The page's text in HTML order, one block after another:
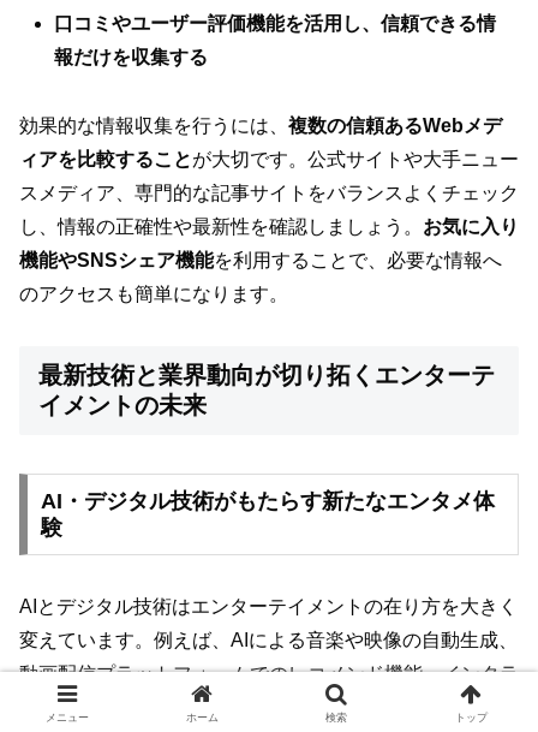
口コミやユーザー評価機能を活用し、信頼できる情
報だけを収集する
効果的な情報収集を行うには、 複数の信頼あるWebメデ
ィアを比較することが大切です。公式サイトや大手ニュー
スメディア、専門的な記事サイトをバランスよくチェック
し、情報の正確性や最新性を確認しましょう。 お気に入り
機能やSNSシェア機能を利用することで、必要な情報へ
のアクセスも簡単になります。
最新技術と業界動向が切り拓くエンターテ
イメントの未来
AI・デジタル技術がもたらす新たなエンタメ体
験
AIとデジタル技術はエンターテイメントの在り方を大きく
変えています。例えば、AIによる音楽や映像の自動生成、
動画配信プラットフォームでのレコメンド機能、インタラ
クティブなゲーム体験など、個々のユーザーに合わせたパ
メニュー ホーム 検索 トップ